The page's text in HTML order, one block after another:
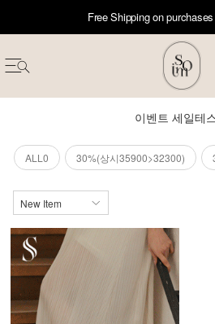
Free Shipping on
이벤트 세일테
ALL0 30%(상시35900>32300)